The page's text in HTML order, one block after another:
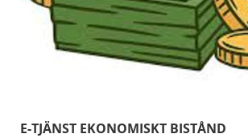
E-TJÄNST EKONOMISKT BISTÅND